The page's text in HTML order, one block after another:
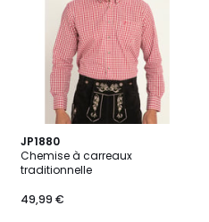
JP1880
Chemise à carreaux
traditionnelle
49,99 €
4,6
/ 5
6
Couleurs